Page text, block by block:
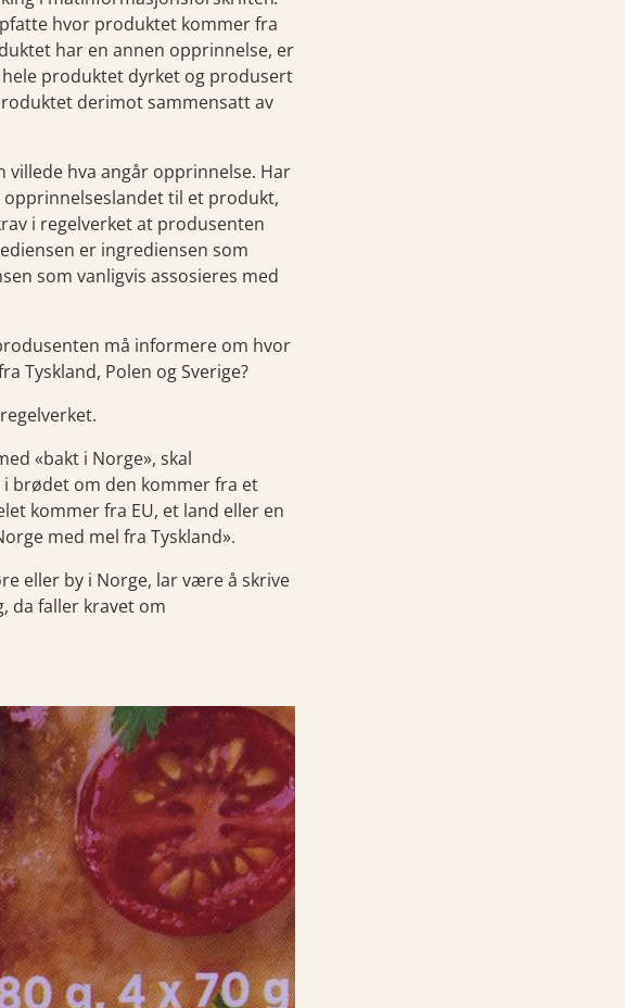
hvor produktet kommer fra
har en annen opprinnelse, er
produktet dyrket og produsert
derimot sammensatt av
villede hva angår opprinnelse. Har
til et produkt,
i regelverket at produsenten
er ingrediensen som
som vanligvis assosieres med
må informere om hvor
Tyskland, Polen og Sverige?
«bakt i Norge», skal
brødet om den kommer fra et
kommer fra EU, et land eller en
med mel fra Tyskland».
eller by i Norge, lar være å skrive
da faller kravet om